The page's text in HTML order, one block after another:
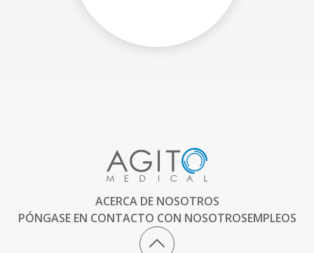
ACERCA DE NOSOTROS
PÓNGASE EN CONTACTO CON NOSOTROSEMPLEOS